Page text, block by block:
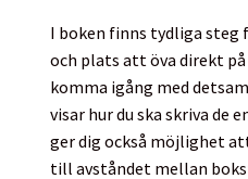
I boken finns tydliga
och plats att öva direkt på
komma igång med
visar hur du ska skriva de
ger dig också möjlighet
till avståndet mellan